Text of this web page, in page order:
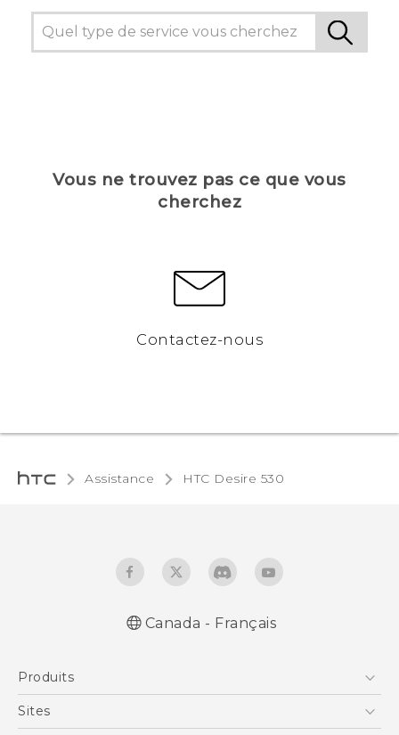
Vous ne trouvez pas ce que vous
cherchez
Contactez-nous
Assistance HTC Desire 530‎
English - User manual
Canada - Français
Produits
5G
Sites